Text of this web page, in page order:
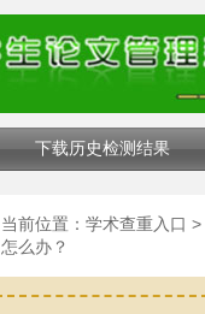
下载历史检测结果
当前位置： 学术查重入口 >
怎么办？